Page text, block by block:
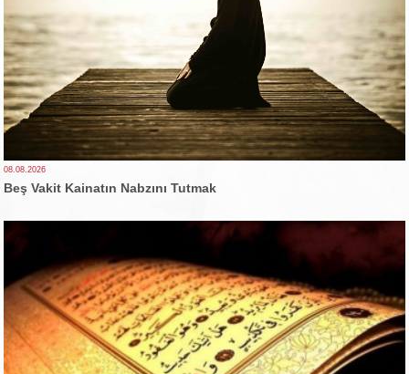
08.08.2026
Beş Vakit Kainatın Nabzını Tutmak